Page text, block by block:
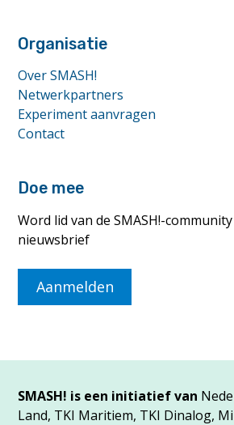
Organisatie
Over SMASH!
Netwerkpartners
Experiment aanvragen
Contact
Doe mee
Word lid van de SMASH!-
nieuwsbrief
Aanmelden
SMASH! is een initiatief van
Land, TKI Maritiem, TKI Dinalog,